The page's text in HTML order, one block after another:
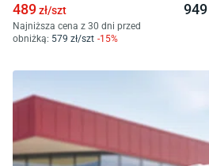
489zł/szt
Najniższa cena z 30 dni przed
obniżką: 579 zł/szt -15%
949